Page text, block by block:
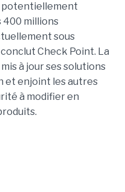
potentiellement
400 millions
sous
Check Point. La
à jour ses solutions
et enjoint les autres
à modifier en